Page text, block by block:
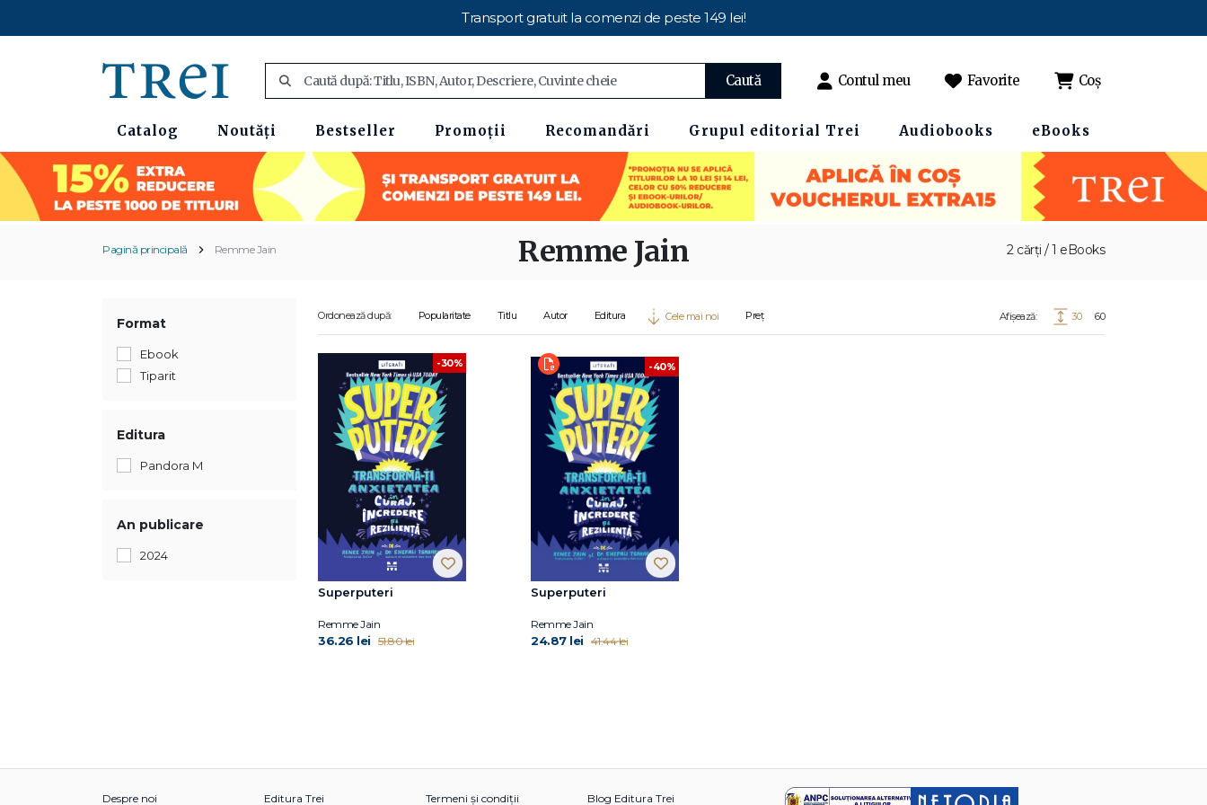
Transport gratuit la comenzi de peste 149 lei!
Caută Contul meu Favorite Coș
Catalog Noutăți Bestseller Promoții Recomandări Grupul editorial Trei Audiobooks eBooks
Pagină principală Remme Jain 2 cărți / 1 eBooks
Remme Jain
Format
Ebook
Tiparit
Editura
Pandora M
An publicare
2024
Ordonează după: Popularitate Titlu Autor Editura Cele mai noi Preț Afișează: 30 60
-30%
Superputeri
Remme Jain
36.26 lei 51.80 lei
-40%
Superputeri
Remme Jain
24.87 lei 41.44 lei
Despre noi Editura Trei Termeni și condiții Blog Editura Trei